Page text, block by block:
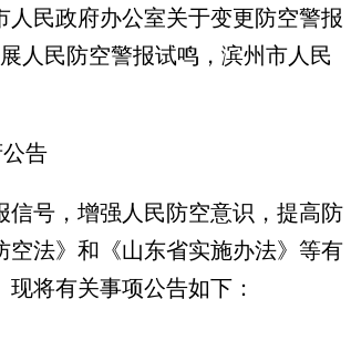
人民政府办公室关于变更防空警报
人民防空警报试鸣，滨州市人民
告
号，增强人民防空意识，提高防
法》和《山东省实施办法》等有
将有关事项公告如下：